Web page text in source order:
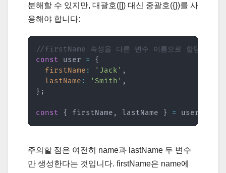
분해할 수 있지만, 대괄호([]) 대신 중괄호({})를 사
용해야 합니다:
//firstName 속성을 다른 변수 이름으로 할당
const user =
{
firstName : 'Jack' ,
lastName : 'Smith' ,
} ;
const { firstName , lastName } = user
주의할 점은 여전히 name과 lastName 두 변수
만 생성한다는 것입니다. firstName은 name에